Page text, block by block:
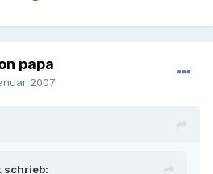
papa
2007
schrieb: